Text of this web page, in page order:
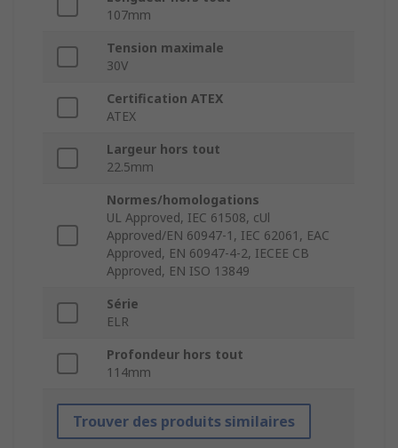
107mm
Tension maximale
30V
Certification ATEX
ATEX
Largeur hors tout
22.5mm
Normes/homologations
UL Approved, IEC 61508, cUl
Approved/EN 60947-1, IEC 62061, EAC
Approved, EN 60947-4-2, IECEE CB
Approved, EN ISO 13849
Série
ELR
Profondeur hors tout
114mm
Trouver des produits similaires